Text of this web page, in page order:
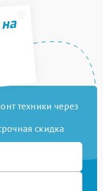
техники через
скидка